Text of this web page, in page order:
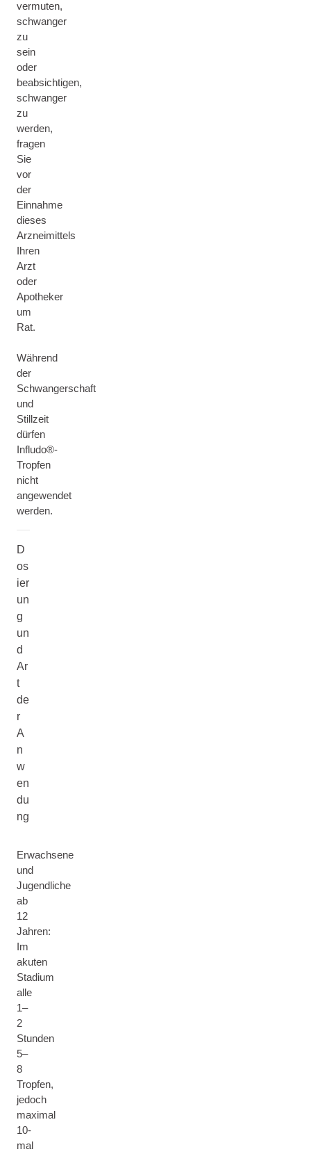
vermuten,
schwanger
zu
sein
oder
beabsichtigen,
schwanger
zu
werden,
fragen
Sie
vor
der
Einnahme
dieses
Arzneimittels
Ihren
Arzt
oder
Apotheker
um
Rat.
Während
der
Schwangerschaft
und
Stillzeit
dürfen
Infludo®-
Tropfen
nicht
angewendet
werden.
D
os
ier
un
g
un
d
Ar
t
de
r
A
n
w
en
du
ng
Erwachsene
und
Jugendliche
ab
12
Jahren:
Im
akuten
Stadium
alle
1–
2
Stunden
5–
8
Tropfen,
jedoch
maximal
10-
mal